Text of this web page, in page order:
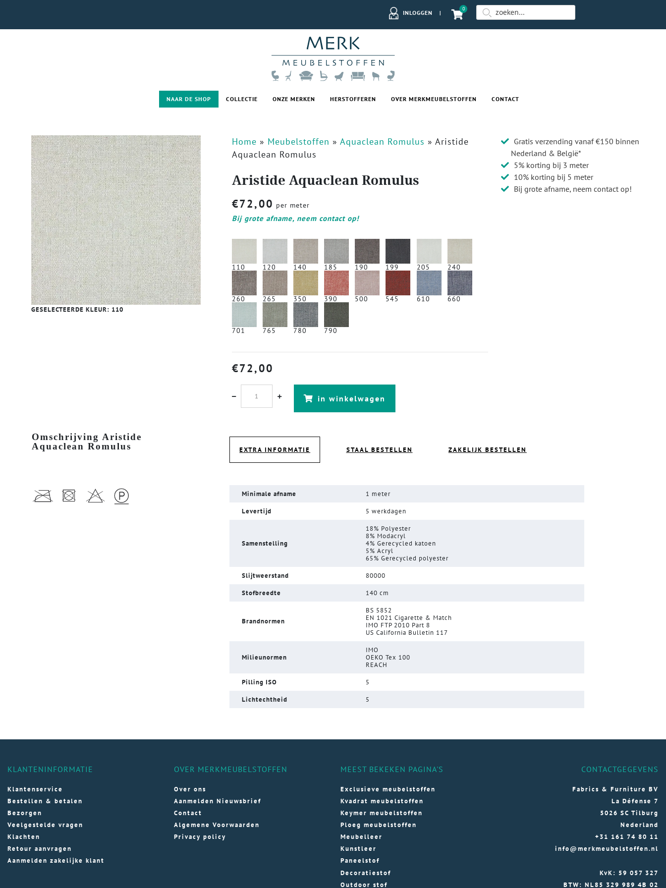
INLOGGEN |
0
NAAR DE SHOP COLLECTIE ONZE MERKEN HERSTOFFEREN OVER MERKMEUBELSTOFFEN CONTACT
GESELECTEERDE KLEUR: 110
Home » Meubelstoffen » Aquaclean Romulus » Aristide
Aquaclean Romulus
Aristide Aquaclean Romulus
€72,00 per meter
Bij grote afname, neem contact op!
110 120 140 185 190 199 205 240
260 265 350 390 500 545 610 660
701 765 780 790
€72,00
in winkelwagen
Gratis verzending vanaf €150 binnen
Nederland & België*
5% korting bij 3 meter
10% korting bij 5 meter
Bij grote afname, neem contact op!
Omschrijving Aristide
Aquaclean Romulus
EXTRA INFORMATIE STAAL BESTELLEN ZAKELIJK BESTELLEN
Minimale afname 1 meter
Levertijd 5 werkdagen
Samenstelling
18% Polyester
8% Modacryl
4% Gerecycled katoen
5% Acryl
65% Gerecycled polyester
Slijtweerstand 80000
Stofbreedte 140 cm
Brandnormen
BS 5852
EN 1021 Cigarette & Match
IMO FTP 2010 Part 8
US California Bulletin 117
Milieunormen
IMO
OEKO Tex 100
REACH
Pilling ISO 5
Lichtechtheid 5
KLANTENINFORMATIE
Klantenservice
Bestellen & betalen
Bezorgen
Veelgestelde vragen
Klachten
Retour aanvragen
Aanmelden zakelijke klant
OVER MERKMEUBELSTOFFEN
Over ons
Aanmelden Nieuwsbrief
Contact
Algemene Voorwaarden
Privacy policy
MEEST BEKEKEN PAGINA'S
Exclusieve meubelstoffen
Kvadrat meubelstoffen
Keymer meubelstoffen
Ploeg meubelstoffen
Meubelleer
Kunstleer
Paneelstof
Decoratiestof
Outdoor stof
CONTACTGEGEVENS
Fabrics & Furniture BV
La Défense 7
5026 SC Tilburg
Nederland
+31 161 74 80 11
info@merkmeubelstoffen.nl
KvK: 59 057 327
BTW: NL85 329 989 4B 02